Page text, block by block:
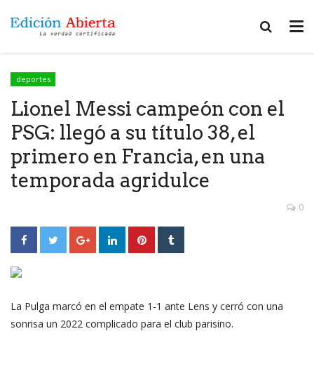
deportes
Lionel Messi campeón con el
PSG: llegó a su título 38, el
primero en Francia, en una
temporada agridulce
0
La Pulga marcó en el empate 1-1 ante Lens y cerró con una
sonrisa un 2022 complicado para el club parisino.